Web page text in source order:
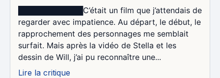
████████████C’était un film que j’attendais de
regarder avec impatience. Au départ, le début, le
rapprochement des personnages me semblait
surfait. Mais après la vidéo de Stella et les
dessin de Will, j’ai pu reconnaître une...
Lire la critique